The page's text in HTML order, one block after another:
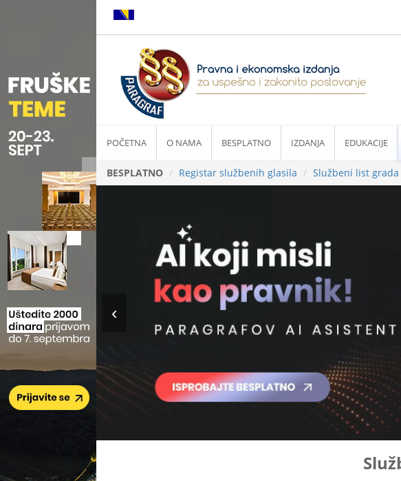
POČETNA O NAMA BESPLATNO IZDANJA EDUKACIJE
BESPLATNO Registar službenih glasila Službeni list grada